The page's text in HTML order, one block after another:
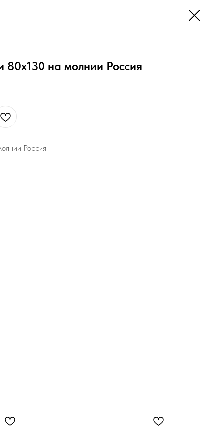
80х130 на молнии Россия
Россия